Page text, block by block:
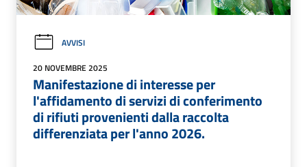
AVVISI
20 NOVEMBRE 2025
Manifestazione di interesse per
l'affidamento di servizi di conferimento
di rifiuti provenienti dalla raccolta
differenziata per l'anno 2026.